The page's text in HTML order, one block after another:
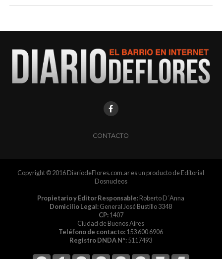
CONTACTO
Copyright © 2016 DiariodeFlores.com.ar es un producto de Editorial
Dosnucleos
Propietario y Editor Responsable:Roberto D´Anna
Domicilio Legal:General José Bustillo 3348
CP:1407
Ciudad de Buenos Aires
Teléfono de contacto:153 600 6906
Registro DNDA Nº:5117493